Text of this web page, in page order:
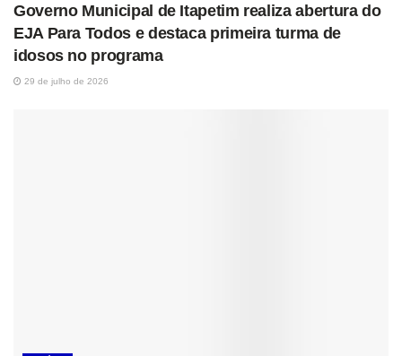
Governo Municipal de Itapetim realiza abertura do
EJA Para Todos e destaca primeira turma de
idosos no programa
29 de julho de 2026